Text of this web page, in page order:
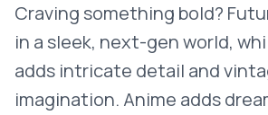
Craving something bold?
in a sleek, next-gen world,
adds intricate detail and
imagination. Anime adds